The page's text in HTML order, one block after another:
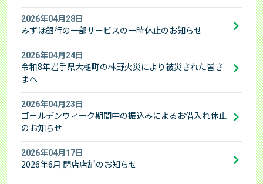
2026年04月28日
みずほ銀行の一部サービスの一時休止のお知らせ
2026年04月24日
令和8年岩手県大槌町の林野火災により被災された皆さ
まへ
2026年04月23日
ゴールデンウィーク期間中の振込みによるお借入れ休止
のお知らせ
2026年04月17日
2026年6月 閉店店舗のお知らせ